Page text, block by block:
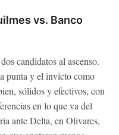
vs. Banco
candidatos al ascenso.
punta y el invicto como
sólidos y efectivos, con
en lo que va del
ante Delta, en Olivares,